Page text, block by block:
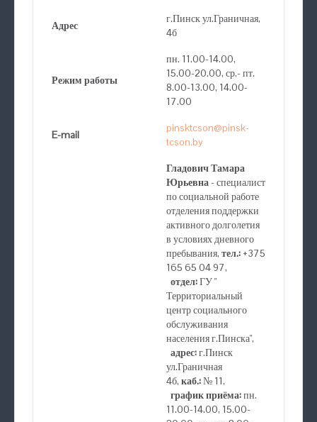
Адрес
г.Пинск ул.Граничная,
4б
Режим работы
пн. 11.00-14.00,
15.00-20.00, ср.- пт.
8.00-13.00, 14.00-
17.00
E-mail
pinsktcson@pinsk-
tcson.by
Гладович Тамара
Юрьевна- специалист
по социальной работе
отделения поддержки
активного долголетия
в условиях дневного
пребывания, тел.:+375
165 65 04 97,
отдел:ГУ "
Территориальный
центр социального
обслуживания
населения г.Пинска",
адрес:г.Пинск
ул.Граничная
4б, каб.:№ 11,
график приёма:пн.
11.00-14.00, 15.00-